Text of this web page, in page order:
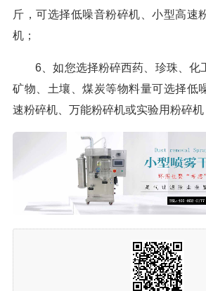
斤，可选择低噪音粉碎机、小型高速
机；
6、如您选择粉碎西药、珍珠、化
矿物、土壤、煤炭等物料量可选择低
速粉碎机、万能粉碎机或实验用粉碎机